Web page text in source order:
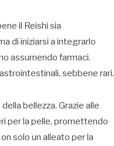
il Reishi sia
di iniziarsi a integrarlo
assumendo farmaci.
sebbene rari.
bellezza. Grazie alle
per la pelle, promettendo
solo un alleato per la